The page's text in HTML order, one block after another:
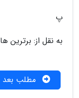
پ
به نقل از: برترین ها
مطلب بعد